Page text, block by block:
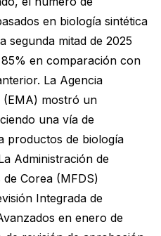
en biología sintética
segunda mitad de 2025
en comparación con
La Agencia
(EMA) mostró un
una vía de
productos de biología
Administración de
Corea (MFDS)
Integrada de
en enero de